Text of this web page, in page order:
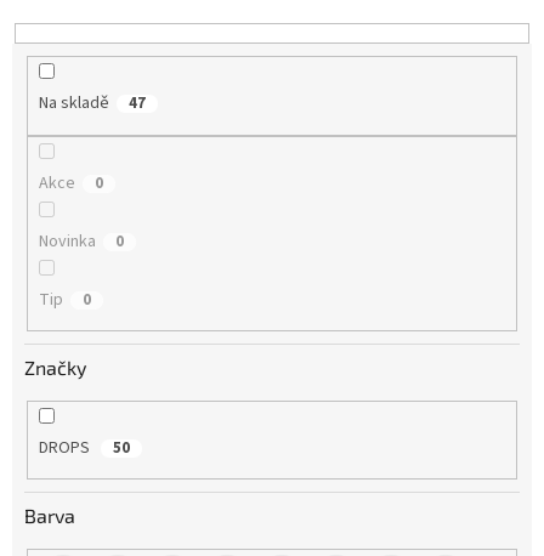
k
t
Na skladě 47
Akce 0
Novinka 0
Tip 0
Značky
DROPS 50
Barva